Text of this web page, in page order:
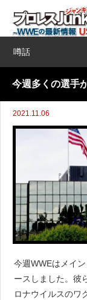
噂話
今週多くの選手
2021.11.06
今週WWEはメイ
ースしました。彼
ロナウイルスのワ